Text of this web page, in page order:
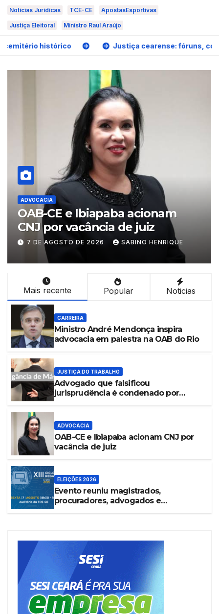
Notícias Jurídicas TCE-CE ApostasEsportivas
Justiça Eleitoral Ministro Raul Araújo
Justiça cearense: fóruns, condenações e
e Ibiapaba acionam
vacância de juiz
DE 2026 SABINO HENRIQUE
Evento
7 DE
Mais recente Popular Noticias
CARREIRA
Ministro André Mendonça inspira
advocacia em palestra na OAB do Rio
JUSTIÇA DO TRABALHO
Advogado que falsificou
jurisprudência é condenado por
ADVOCACIA
OAB-CE e Ibiapaba acionam CNJ por
vacância de juiz
ELEIÇÕES 2026
Evento reuniu magistrados,
procuradores, advogados e
processo eleitoral